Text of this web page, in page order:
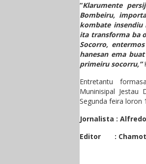
“Klarumente
Bombeiru,
kombate
ita transforma ba
Socorro,
hanesan ema
primeiru socorru,”
Entretantu
Muninisipal Jestau
Segunda feira loron
Jornalista :
Editor : Chamot